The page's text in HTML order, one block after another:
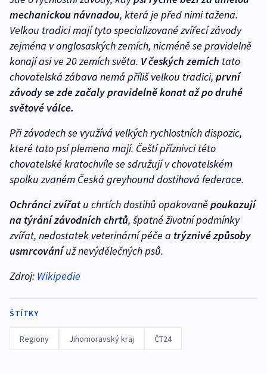
mechanickou návnadou, která je před nimi tažena.
Velkou tradici mají tyto specializované zvířecí závody
zejména v anglosaských zemích, nicméně se pravidelně
konají asi ve 20 zemích světa. V českých zemích tato
chovatelská zábava nemá příliš velkou tradici, první
závody se zde začaly pravidelně konat až po druhé
světové válce.
Při závodech se využívá velkých rychlostních dispozic,
které tato psí plemena mají. Čeští příznivci této
chovatelské kratochvíle se sdružují v chovatelském
spolku zvaném Česká greyhound dostihová federace.
Ochránci zvířatu chrtích dostihů opakovaněpoukazují
na týrání závodních chrtů, špatné životní podmínky
zvířat, nedostatek veterinární péče a trýznivé způsoby
usmrcováníuž nevýdělečných psů.
Zdroj: Wikipedie
ŠTÍTKY
Regiony Jihomoravský kraj ČT24